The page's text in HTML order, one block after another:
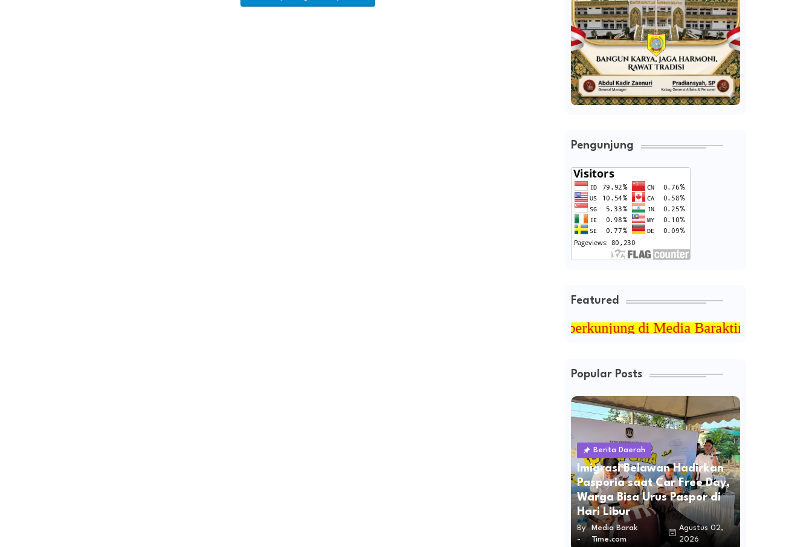
Pengunjung
Featured
Terima kasih telah berkunjung di Media Baraktime.com
Popular Posts
Berita Daerah
Imigrasi Belawan Hadirkan
Pasporia saat Car Free Day,
Warga Bisa Urus Paspor di
Hari Libur
By
-
Media Barak
Time.com
Agustus 02,
2026